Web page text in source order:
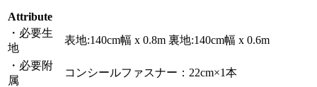
Attribute
・必要生
地
表地:140cm幅 x 0.8m 裏地:140cm幅 x 0.6m
・必要附
属
コンシールファスナー：22cm×1本